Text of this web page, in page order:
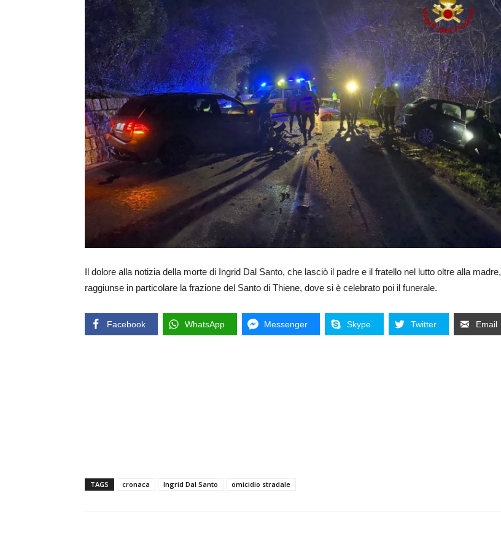
Il dolore alla notizia della morte di Ingrid Dal Santo, che lasciò il padre e il fratello nel lutto oltre alla madre,
raggiunse in particolare la frazione del Santo di Thiene, dove si è celebrato poi il funerale.
Facebook WhatsApp Messenger Skype Twitter Email
TAGS cronaca Ingrid Dal Santo omicidio stradale